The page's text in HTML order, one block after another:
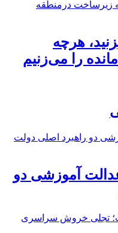
هرچه
را می‌زنیم
آموزشی دو